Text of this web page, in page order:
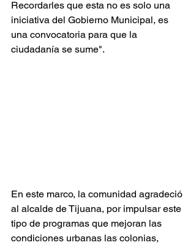
Recordarles que esta no es solo una
iniciativa del Gobierno Municipal, es
una convocatoria para que la
ciudadanía se sume".
En este marco, la comunidad agradeció
al alcalde de Tijuana, por impulsar este
tipo de programas que mejoran las
condiciones urbanas las colonias,